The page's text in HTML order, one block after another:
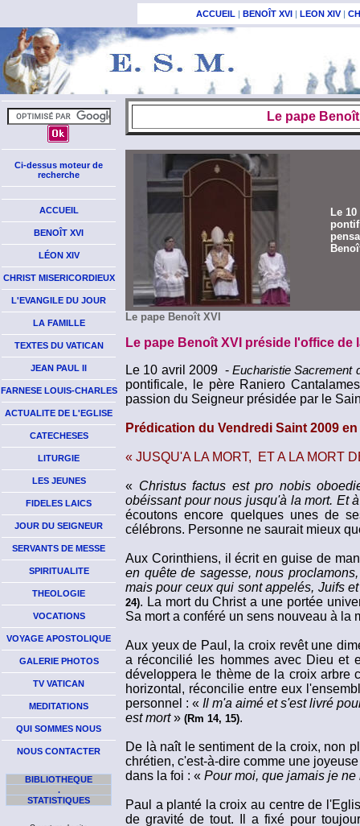
ACCUEIL | BENOÎT XVI | LEON XIV|
Ci-dessus moteur de
recherche
ACCUEIL
BENOÎT XVI
LÉON XIV
CHRIST MISERICORDIEUX
L'EVANGILE DU JOUR
LA FAMILLE
TEXTES DU VATICAN
JEAN PAUL II
FARNESE LOUIS-CHARLES
ACTUALITE DE L'EGLISE
CATECHESES
LITURGIE
LES JEUNES
FIDELES LAICS
JOUR DU SEIGNEUR
SERVANTS DE MESSE
SPIRITUALITE
THEOLOGIE
VOCATIONS
VOYAGE APOSTOLIQUE
GALERIE PHOTOS
TV VATICAN
MEDITATIONS
QUI SOMMES NOUS
NOUS CONTACTER
BIBLIOTHEQUE
.
STATISTIQUES
Le pape
Le
Le pape Benoît XVI
Le pape Benoît XVI préside l'office de
Le 10 avril 2009 -Eucharistie Sacrement
pontificale, le père Raniero
passion du Seigneur présidée par le
Prédication du Vendredi Saint 2009
« JUSQU'A LA MORT, ET A LA MORT
« Christus factus est pro nobis
obéissant pour nous jusqu'à la mort. Et
écoutons encore quelques unes de
célébrons. Personne ne saurait mieux
Aux Corinthiens, il écrit en guise de
en quête de sagesse, nous
mais pour ceux qui sont appelés, Juifs
24). La mort du Christ a une portée
Sa mort a conféré un sens nouveau à la
Aux yeux de Paul, la croix revêt une
a réconcilié les hommes avec Dieu et
développera le thème de la croix arbre
horizontal, réconcilie entre eux
personnel : « Il m'a aimé et s'est livré
est mort» (Rm 14, 15).
De là naît le sentiment de la croix, non
chrétien, c'est-à-dire comme une
dans la foi : « Pour moi, que jamais je
Paul a planté la croix au centre de
de gravité de tout. Il a fixé pour